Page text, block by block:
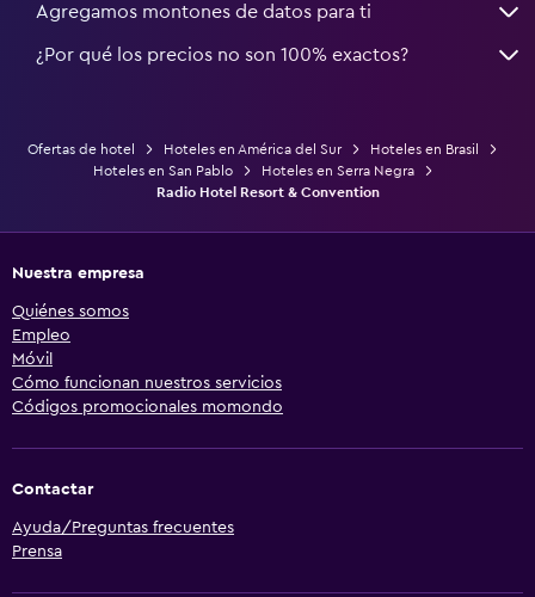
Agregamos montones de datos para ti
¿Por qué los precios no son 100% exactos?
Ofertas de hotel Hoteles en América del Sur
Hoteles en Brasil
Hoteles en San Pablo
Hoteles en Serra Negra
Radio Hotel Resort & Convention
Nuestra empresa
Quiénes somos
Empleo
Móvil
Cómo funcionan nuestros servicios
Códigos promocionales momondo
Contactar
Ayuda/Preguntas frecuentes
Prensa